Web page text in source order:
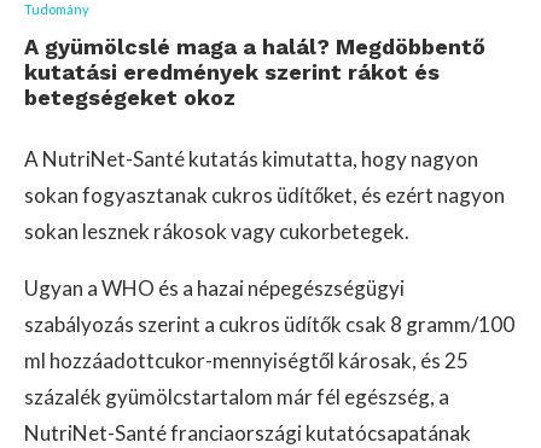
Tudomány
A gyümölcslé maga a halál? Megdöbbentő
kutatási eredmények szerint rákot és
betegségeket okoz
A NutriNet-Santé kutatás kimutatta, hogy nagyon
sokan fogyasztanak cukros üdítőket, és ezért nagyon
sokan lesznek rákosok vagy cukorbetegek.
Ugyan a WHO és a hazai népegészségügyi
szabályozás szerint a cukros üdítők csak 8 gramm/100
ml hozzáadottcukor-mennyiségtől károsak, és 25
százalék gyümölcstartalom már fél egészség, a
NutriNet-Santé franciaországi kutatócsapatának